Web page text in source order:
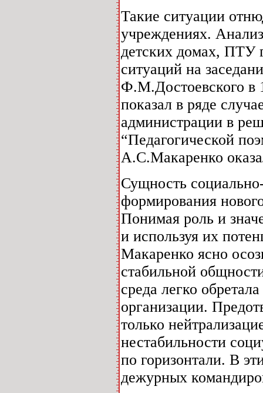
Такие ситуации
учреждениях.
детских домах, ПТУ
ситуаций на
Ф.М.Достоевского в
показал в ряде
администрации в
“Педагогической
А.С.Макаренко
Сущность
формирования
Понимая роль и
и используя их
Макаренко ясно
стабильной
среда легко
организации.
только
нестабильности
по горизонтали. В
дежурных